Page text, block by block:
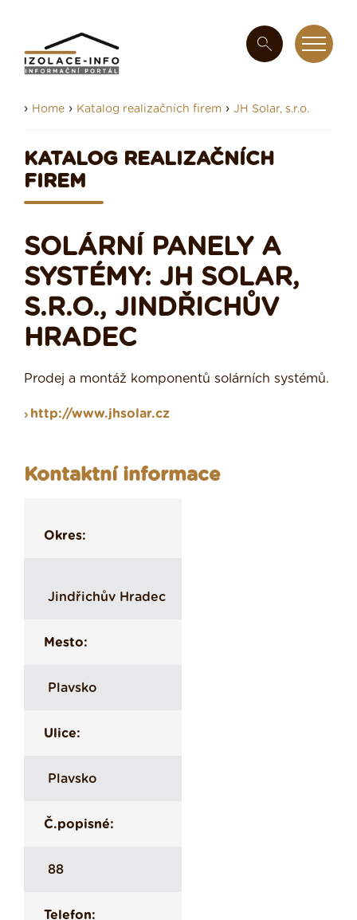
› Home › Katalog realizačních firem › JH Solar, s.r.o.
KATALOG REALIZAČNÍCH
FIREM
SOLÁRNÍ PANELY A
SYSTÉMY: JH SOLAR,
S.R.O., JINDŘICHŮV
HRADEC
Prodej a montáž komponentů solárních systémů.
http://www.jhsolar.cz
Kontaktní informace
Okres:
Jindřichův Hradec
Mesto:
Plavsko
Ulice:
Plavsko
Č.popisné:
88
Telefon: